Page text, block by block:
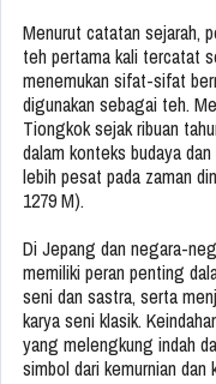
Menurut catatan sejarah,
teh pertama kali tercatat
menemukan sifat-sifat
digunakan sebagai teh.
Tiongkok sejak ribuan
dalam konteks budaya
lebih pesat pada zaman
1279 M).
Di Jepang dan negara-
memiliki peran penting
seni dan sastra, serta
karya seni klasik.
yang melengkung indah
simbol dari kemurnian dan